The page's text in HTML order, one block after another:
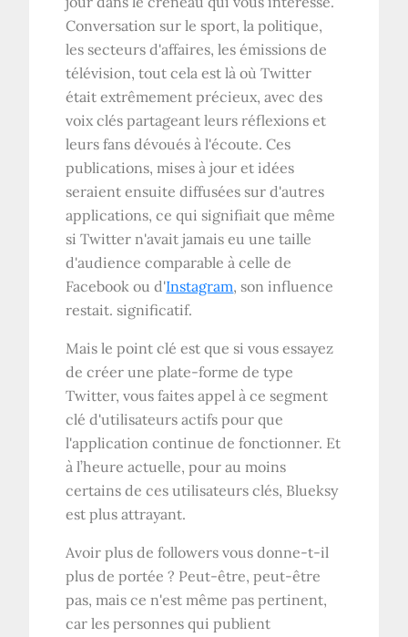
Conversation sur le sport, la politique,
les secteurs d'affaires, les émissions de
télévision, tout cela est là où Twitter
était extrêmement précieux, avec des
voix clés partageant leurs réflexions et
leurs fans dévoués à l'écoute. Ces
publications, mises à jour et idées
seraient ensuite diffusées sur d'autres
applications, ce qui signifiait que même
si Twitter n'avait jamais eu une taille
d'audience comparable à celle de
Facebook ou d'Instagram, son influence
restait. significatif.
Mais le point clé est que si vous essayez
de créer une plate-forme de type
Twitter, vous faites appel à ce segment
clé d'utilisateurs actifs pour que
l'application continue de fonctionner. Et
à l’heure actuelle, pour au moins
certains de ces utilisateurs clés, Blueksy
est plus attrayant.
Avoir plus de followers vous donne-t-il
plus de portée ? Peut-être, peut-être
pas, mais ce n'est même pas pertinent,
car les personnes qui publient